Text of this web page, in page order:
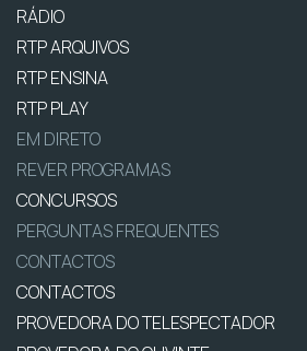
RÁDIO
RTP ARQUIVOS
RTP ENSINA
RTP PLAY
EM DIRETO
REVER PROGRAMAS
CONCURSOS
PERGUNTAS FREQUENTES
CONTACTOS
CONTACTOS
PROVEDORA DO TELESPECTADOR